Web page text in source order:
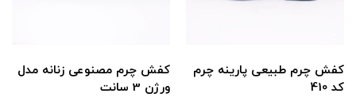
کفش چرم طبیعی پارینه چرم
کد 410
کفش چرم مصنوعی زنانه مدل
ورژن 3 سانت